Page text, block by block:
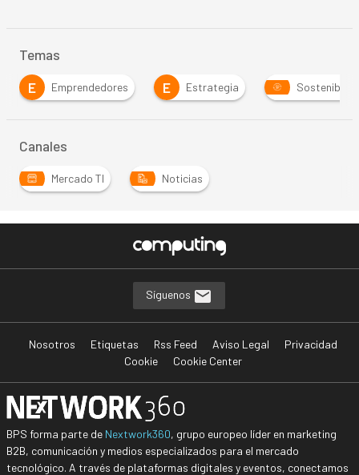
Temas
E
Emprendedores E Estrategia
Canales
Mercado TI Noticias
Síguenos
Nosotros Etiquetas Rss Feed Aviso Legal
Privacidad
Cookie
Cookie Center
BPS forma parte de Nextwork360, grupo europeo líder en marketing
B2B, comunicación y medios especializados para el mercado
tecnológico. A través de plataformas digitales y eventos, conectamos